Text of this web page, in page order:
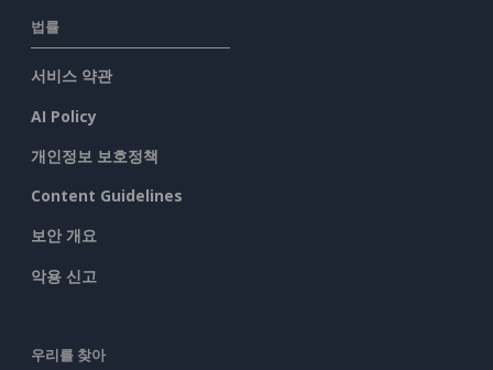
법률
서비스 약관
AI Policy
개인정보 보호정책
Content Guidelines
보안 개요
악용 신고
우리를 찾아